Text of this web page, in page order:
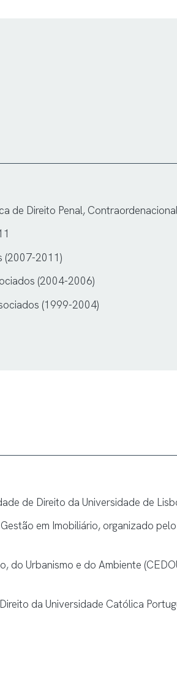
de Direito Penal,
(2007-2011)
(2004-2006)
(1999-2004)
de Direito da Universidade de
em Imobiliário, organizado
do Urbanismo e do Ambiente
da Universidade Católica